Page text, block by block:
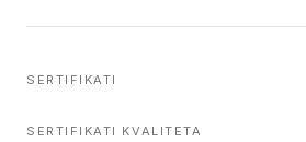
SERTIFIKATI
SERTIFIKATI KVALITETA